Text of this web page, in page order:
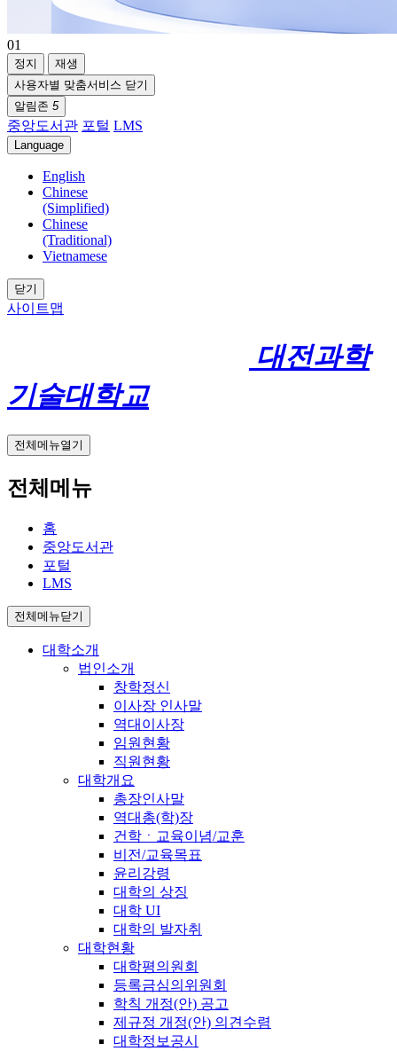
01
정지
재생
사용자별 맞춤서비스 닫기
알림존 5
중앙도서관 포털 LMS
Language
English
Chinese
(Simplified)
Chinese
(Traditional)
Vietnamese
닫기
사이트맵
대전과학
기술대학교
전체메뉴열기
전체메뉴
홈
중앙도서관
포털
LMS
전체메뉴닫기
대학소개
법인소개
창학정신
이사장 인사말
역대이사장
임원현황
직원현황
대학개요
총장인사말
역대총(학)장
건학ㆍ교육이념/교훈
비전/교육목표
윤리강령
대학의 상징
대학 UI
대학의 발자취
대학현황
대학평의원회
등록금심의위원회
학칙 개정(안) 공고
제규정 개정(안) 의견수렴
대학정보공시